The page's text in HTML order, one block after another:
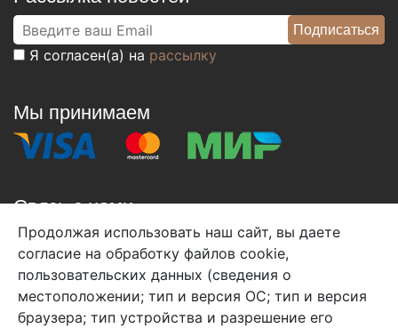
Я согласен(а) на рассылку
Мы принимаем
Связь с нами
+7 (495) 933-38-08
info@arben-textile.ru- оптовые продажи
Продолжая использовать наш сайт, вы даете
согласие на обработку файлов cookie,
пользовательских данных (сведения о
местоположении; тип и версия ОС; тип и версия
браузера; тип устройства и разрешение его